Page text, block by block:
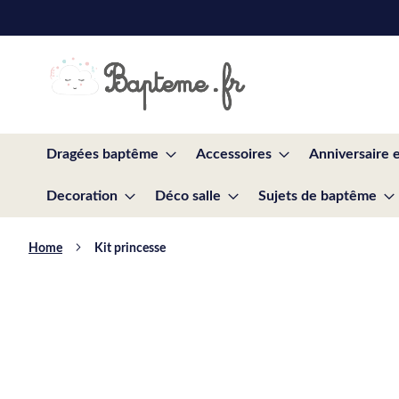
to
Dragées baptême Accessoires Anniversaire
Decoration Déco salle Sujets de baptême
Home Kit princesse